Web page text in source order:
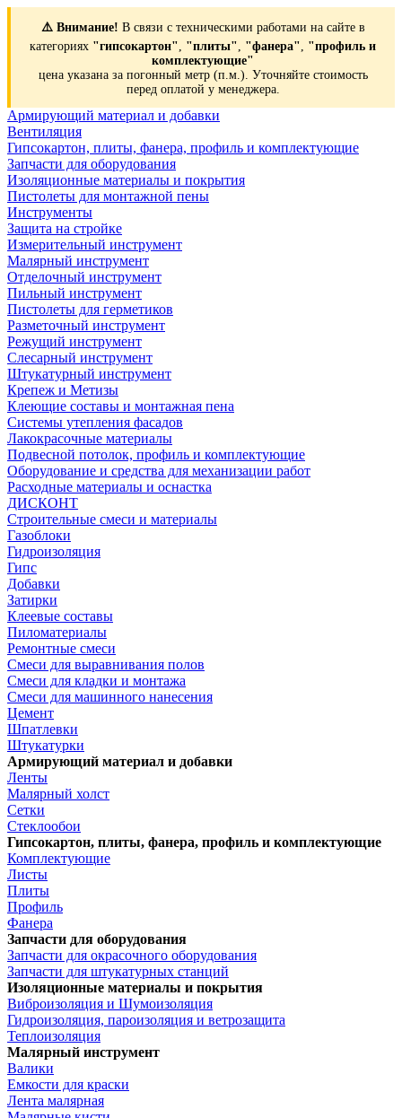
⚠️ Внимание! В связи с техническими работами на сайте в
категориях "гипсокартон", "плиты", "фанера", "профиль и
комплектующие"
цена указана за погонный метр (п.м.). Уточняйте стоимость
перед оплатой у менеджера.
Армирующий материал и добавки
Вентиляция
Гипсокартон, плиты, фанера, профиль и комплектующие
Запчасти для оборудования
Изоляционные материалы и покрытия
Пистолеты для монтажной пены
Инструменты
Защита на стройке
Измерительный инструмент
Малярный инструмент
Отделочный инструмент
Пильный инструмент
Пистолеты для герметиков
Разметочный инструмент
Режущий инструмент
Слесарный инструмент
Штукатурный инструмент
Крепеж и Метизы
Клеющие составы и монтажная пена
Системы утепления фасадов
Лакокрасочные материалы
Подвесной потолок, профиль и комплектующие
Оборудование и средства для механизации работ
Расходные материалы и оснастка
ДИСКОНТ
Строительные смеси и материалы
Газоблоки
Гидроизоляция
Гипс
Добавки
Затирки
Клеевые составы
Пиломатериалы
Ремонтные смеси
Смеси для выравнивания полов
Смеси для кладки и монтажа
Смеси для машинного нанесения
Цемент
Шпатлевки
Штукатурки
Армирующий материал и добавки
Ленты
Малярный холст
Сетки
Стеклообои
Гипсокартон, плиты, фанера, профиль и комплектующие
Комплектующие
Листы
Плиты
Профиль
Фанера
Запчасти для оборудования
Запчасти для окрасочного оборудования
Запчасти для штукатурных станций
Изоляционные материалы и покрытия
Виброизоляция и Шумоизоляция
Гидроизоляция, пароизоляция и ветрозащита
Теплоизоляция
Малярный инструмент
Валики
Емкости для краски
Лента малярная